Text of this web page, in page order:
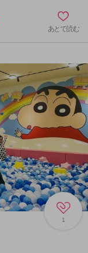
あとで読む
1